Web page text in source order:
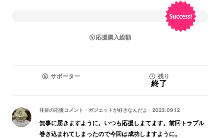
応援購入総額
サポーター 残り
終了
注目の応援コメント ・ ガジェットが好きなんだよ ・ 2023.09.12
無事に届きますように。いつも応援しまてます。前回トラブル
巻き込まれてしまったので今回は成功しますように。